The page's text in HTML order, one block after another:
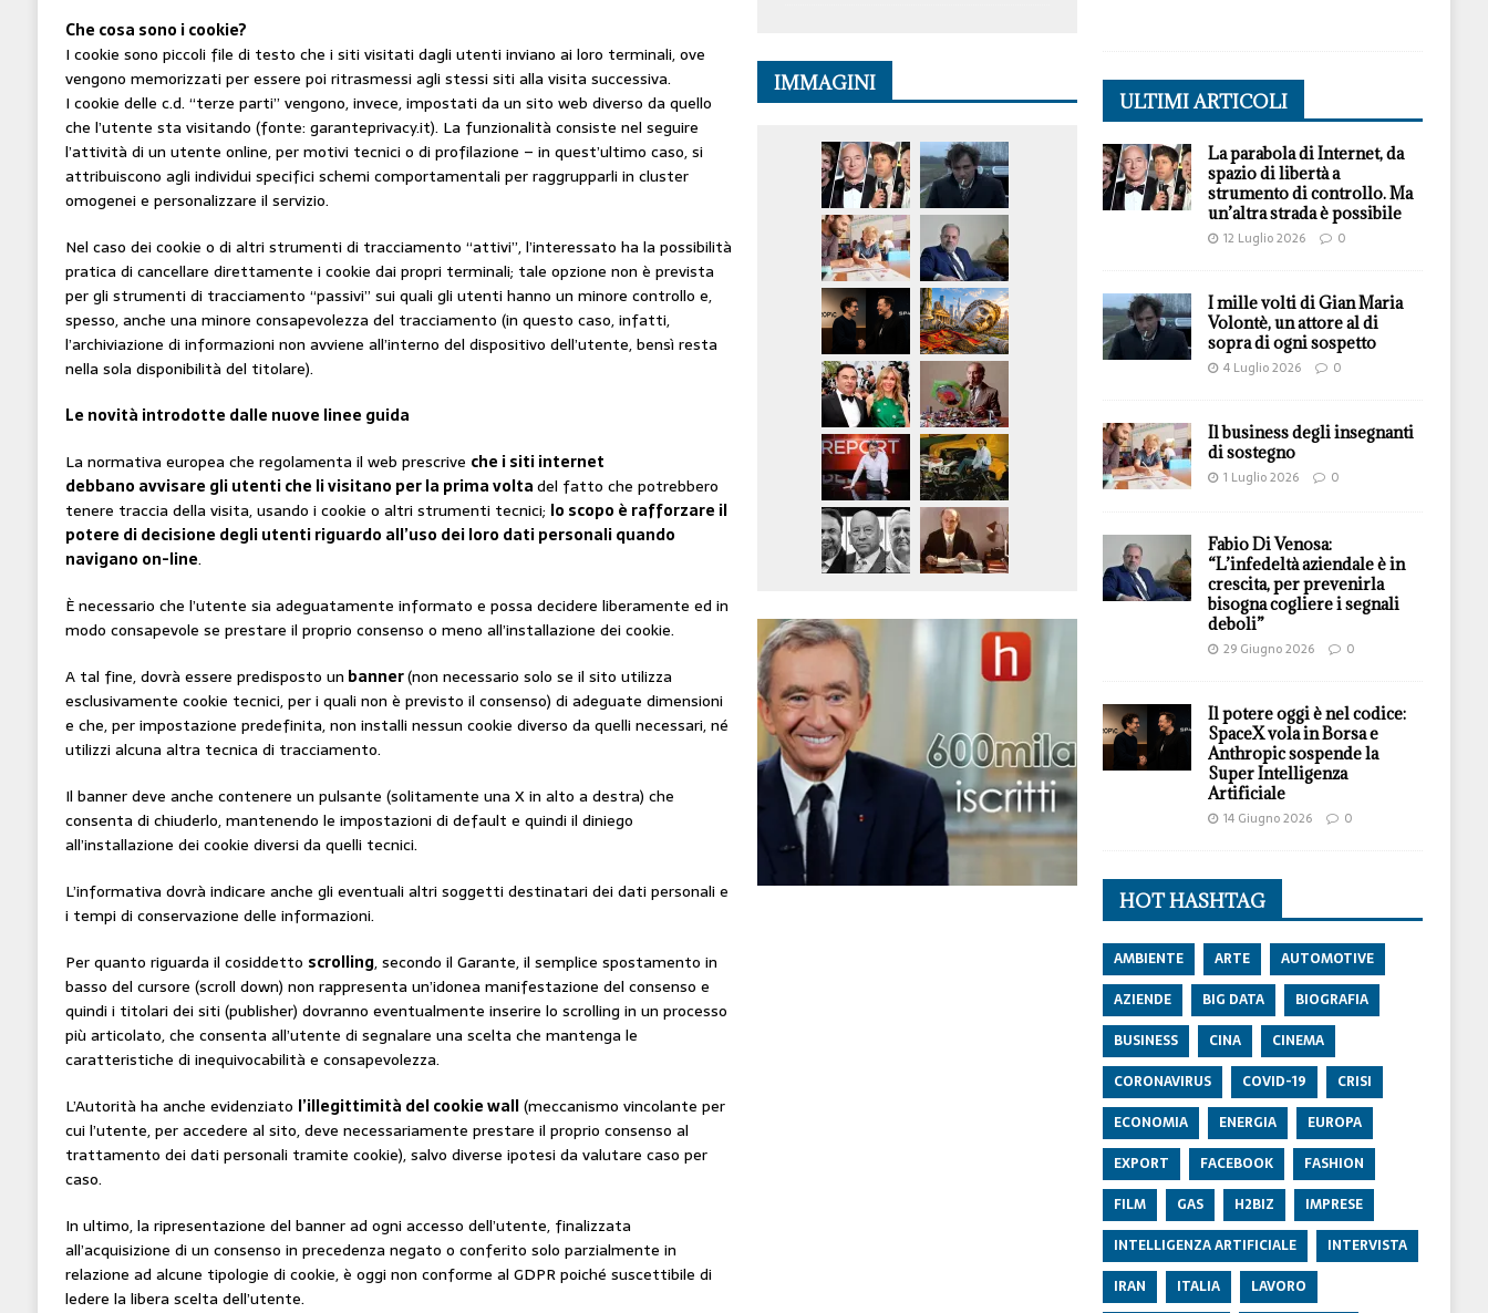
Che cosa sono i cookie?
I cookie sono piccoli file di testo che i siti visitati dagli utenti inviano ai loro terminali, ove
vengono memorizzati per essere poi ritrasmessi agli stessi siti alla visita successiva.
I cookie delle c.d. “terze parti” vengono, invece, impostati da un sito web diverso da quello
che l’utente sta visitando (fonte: garanteprivacy.it). La funzionalità consiste nel seguire
l’attività di un utente online, per motivi tecnici o di profilazione – in quest’ultimo caso, si
attribuiscono agli individui specifici schemi comportamentali per raggrupparli in cluster
omogenei e personalizzare il servizio.
Nel caso dei cookie o di altri strumenti di tracciamento “attivi”, l’interessato ha la possibilità
pratica di cancellare direttamente i cookie dai propri terminali; tale opzione non è prevista
per gli strumenti di tracciamento “passivi” sui quali gli utenti hanno un minore controllo e,
spesso, anche una minore consapevolezza del tracciamento (in questo caso, infatti,
l’archiviazione di informazioni non avviene all’interno del dispositivo dell’utente, bensì resta
nella sola disponibilità del titolare).
Le novità introdotte dalle nuove linee guida
La normativa europea che regolamenta il web prescrive che i siti internet
debbano avvisare gli utenti che li visitano per la prima voltadel fatto che potrebbero
tenere traccia della visita, usando i cookie o altri strumenti tecnici; lo scopo è rafforzare il
potere di decisione degli utenti riguardo all’uso dei loro dati personali quando
navigano on-line.
È necessario che l’utente sia adeguatamente informato e possa decidere liberamente ed in
modo consapevole se prestare il proprio consenso o meno all’installazione dei cookie.
A tal fine, dovrà essere predisposto un banner(non necessario solo se il sito utilizza
esclusivamente cookie tecnici, per i quali non è previsto il consenso) di adeguate dimensioni
e che, per impostazione predefinita, non installi nessun cookie diverso da quelli necessari, né
utilizzi alcuna altra tecnica di tracciamento.
Il banner deve anche contenere un pulsante (solitamente una X in alto a destra) che
consenta di chiuderlo, mantenendo le impostazioni di default e quindi il diniego
all’installazione dei cookie diversi da quelli tecnici.
L’informativa dovrà indicare anche gli eventuali altri soggetti destinatari dei dati personali e
i tempi di conservazione delle informazioni.
Per quanto riguarda il cosiddetto scrolling, secondo il Garante, il semplice spostamento in
basso del cursore (scroll down) non rappresenta un’idonea manifestazione del consenso e
quindi i titolari dei siti (publisher) dovranno eventualmente inserire lo scrolling in un processo
più articolato, che consenta all’utente di segnalare una scelta che mantenga le
caratteristiche di inequivocabilità e consapevolezza.
L’Autorità ha anche evidenziato l’illegittimità del cookie wall(meccanismo vincolante per
cui l’utente, per accedere al sito, deve necessariamente prestare il proprio consenso al
trattamento dei dati personali tramite cookie), salvo diverse ipotesi da valutare caso per
caso.
In ultimo, la ripresentazione del banner ad ogni accesso dell’utente, finalizzata
all’acquisizione di un consenso in precedenza negato o conferito solo parzialmente in
relazione ad alcune tipologie di cookie, è oggi non conforme al GDPR poiché suscettibile di
ledere la libera scelta dell’utente.
IMMAGINI
ULTIMI ARTICOLI
La parabola di Internet, da
spazio di libertà a
strumento di controllo. Ma
un’altra strada è possibile
12 Luglio 2026 0
I mille volti di Gian Maria
Volontè, un attore al di
sopra di ogni sospetto
4 Luglio 2026 0
Il business degli insegnanti
di sostegno
1 Luglio 2026 0
Fabio Di Venosa:
“L’infedeltà aziendale è in
crescita, per prevenirla
bisogna cogliere i segnali
deboli”
29 Giugno 2026 0
Il potere oggi è nel codice:
SpaceX vola in Borsa e
Anthropic sospende la
Super Intelligenza
Artificiale
14 Giugno 2026 0
HOT HASHTAG
AMBIENTE ARTE
AUTOMOTIVE
AZIENDE
BIG DATA
BIOGRAFIA
BUSINESS
CINA
CINEMA
CORONAVIRUS
COVID-19
CRISI
ECONOMIA
ENERGIA
EUROPA
EXPORT
FACEBOOK
FASHION
FILM
GAS H2BIZ
IMPRESE
INTELLIGENZA ARTIFICIALE
INTERVISTA
IRAN
ITALIA
LAVORO